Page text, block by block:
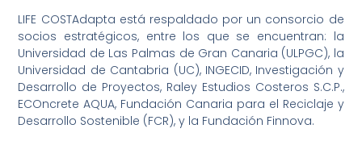
LIFE COSTAdapta está respaldado por un consorcio de
socios estratégicos, entre los que se encuentran: la
Universidad de Las Palmas de Gran Canaria (ULPGC), la
Universidad de Cantabria (UC), INGECID, Investigación y
Desarrollo de Proyectos, Raley Estudios Costeros S.C.P.,
ECOncrete AQUA, Fundación Canaria para el Reciclaje y
Desarrollo Sostenible (FCR), y la Fundación Finnova.